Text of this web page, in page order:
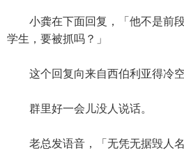
小龚在下面回复，「他不是前段
学生，要被抓吗？」
这个回复向来自西伯利亚得冷空
群里好一会儿没人说话。
老总发语音，「无凭无据毁人名